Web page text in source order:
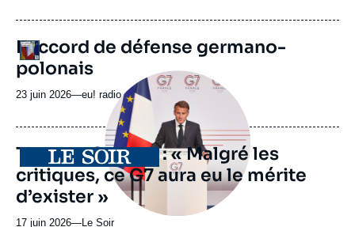
journal,
ou
émission
Logo
URL
de
Spotify
L’accord de défense germano-
polonais
23 juin 2026—Nom
journal,
revue
ou
émission
eu! radioprincipale
médiatique
Thomas Gomart : « Malgré les
critiques, ce G7 aura eu le mérite
d’exister »
17 juin 2026—Nom
Le Soir